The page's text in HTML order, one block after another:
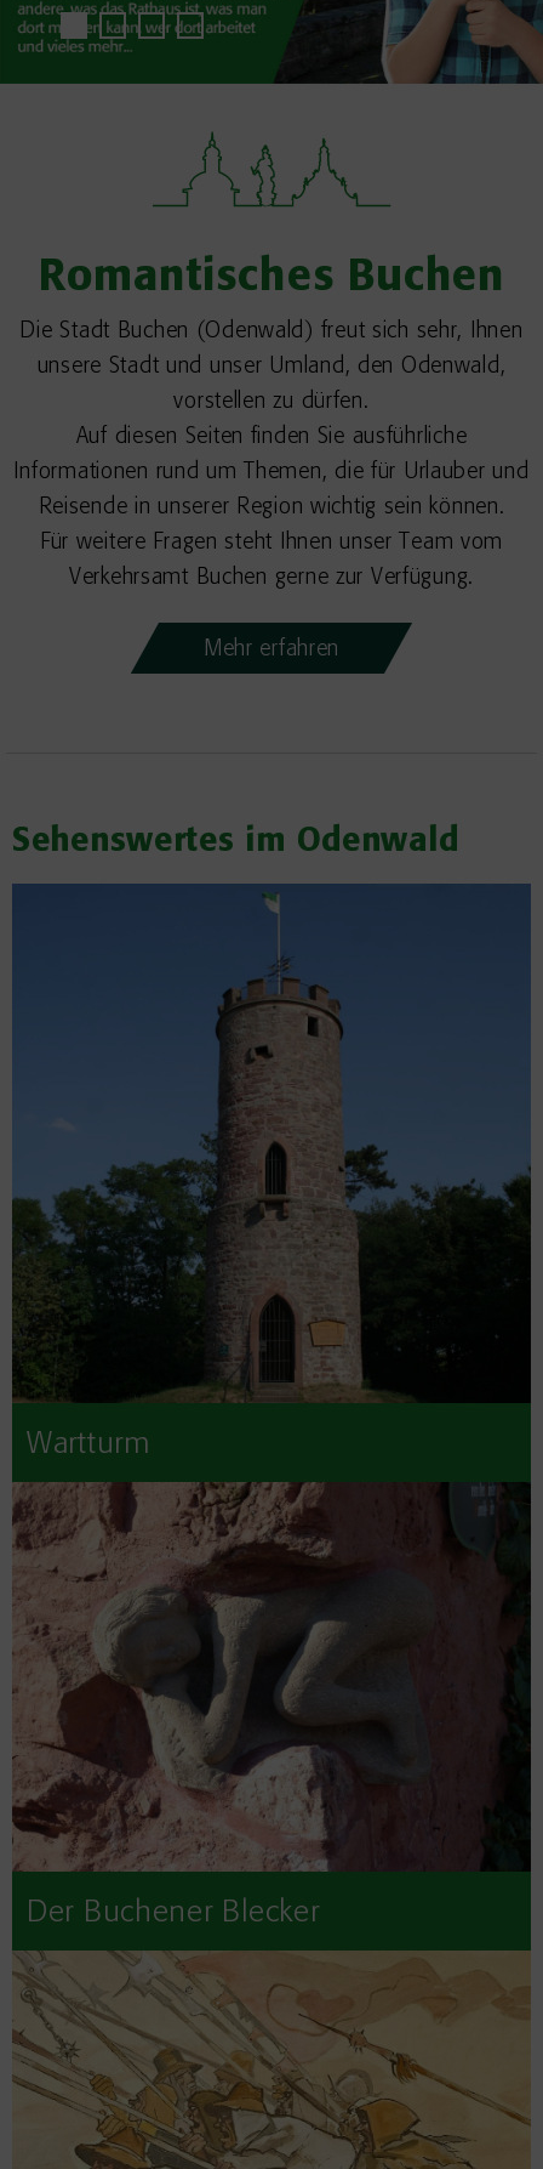
Romantisches Buchen
Die Stadt Buchen (Odenwald) freut sich sehr, Ihnen
unsere Stadt und unser Umland, den Odenwald,
vorstellen zu dürfen.
Auf diesen Seiten finden Sie ausführliche
Informationen rund um Themen, die für Urlauber und
Reisende in unserer Region wichtig sein können.
Für weitere Fragen steht Ihnen unser Team vom
Verkehrsamt Buchen gerne zur Verfügung.
Mehr erfahren
Sehenswertes im Odenwald
Wartturm
Der Buchener Blecker